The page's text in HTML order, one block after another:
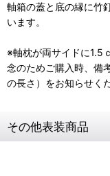
軸箱の蓋と底の縁に竹
います。
※軸枕が両サイドに1.5
念のためご購入時、備
の長さ）をお知らせく
その他表装商品